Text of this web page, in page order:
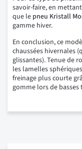
savoir-faire, en
que le pneu Kristall
gamme hiver.
En conclusion, ce
chaussées hivernales
glissantes). Tenue de
les lamelles
freinage plus courte
gomme lors de